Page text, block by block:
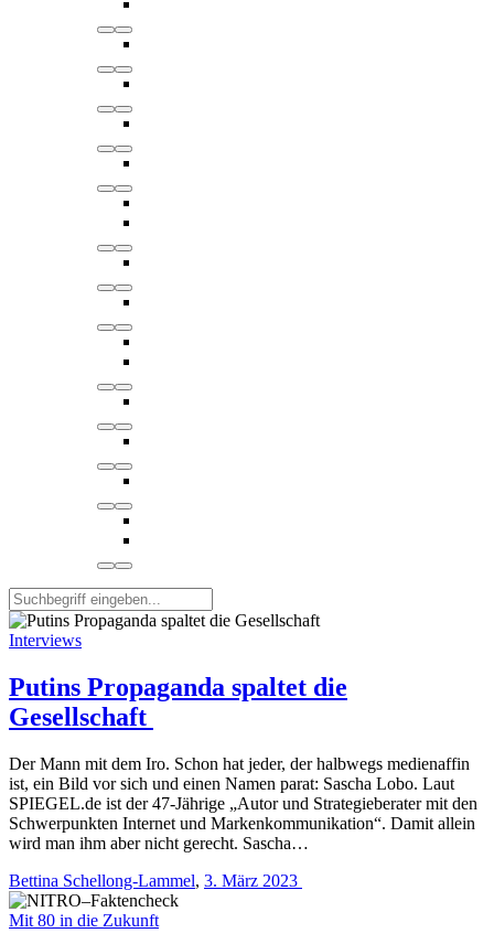
Interviews
Putins Propaganda spaltet die
Gesellschaft
Der Mann mit dem Iro. Schon hat jeder, der halbwegs medienaffin
ist, ein Bild vor sich und einen Namen parat: Sascha Lobo. Laut
SPIEGEL.de ist der 47-Jährige „Autor und Strategieberater mit den
Schwerpunkten Internet und Markenkommunikation“. Damit allein
wird man ihm aber nicht gerecht. Sascha…
Bettina Schellong-Lammel, 3. März 2023
Mit 80 in die Zukunft